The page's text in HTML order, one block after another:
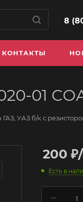
8
КОНТАКТЫ
01
ГАЗ, УАЗ б/к с
200 ₽
Есть в